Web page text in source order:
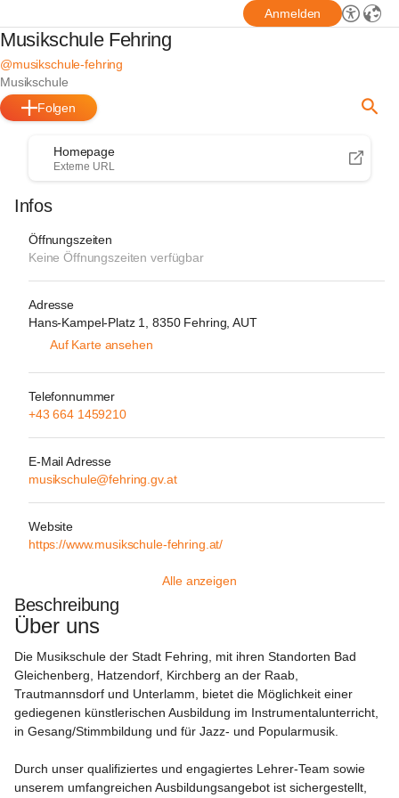
Anmelden
Musikschule Fehring
@musikschule-fehring
Musikschule
Folgen
Homepage
Externe URL
Infos
Öffnungszeiten
Keine Öffnungszeiten verfügbar
Adresse
Hans-Kampel-Platz 1, 8350 Fehring, AUT
Auf Karte ansehen
Telefonnummer
+43 664 1459210
E-Mail Adresse
musikschule@fehring.gv.at
Website
https://www.musikschule-fehring.at/
Alle anzeigen
Beschreibung
Über uns
Die Musikschule der Stadt Fehring, mit ihren Standorten Bad
Gleichenberg, Hatzendorf, Kirchberg an der Raab,
Trautmannsdorf und Unterlamm, bietet die Möglichkeit einer
gediegenen künstlerischen Ausbildung im Instrumentalunterricht,
in Gesang/Stimmbildung und für Jazz- und Popularmusik.
Durch unser qualifiziertes und engagiertes Lehrer-Team sowie
unserem umfangreichen Ausbildungsangebot ist sichergestellt,